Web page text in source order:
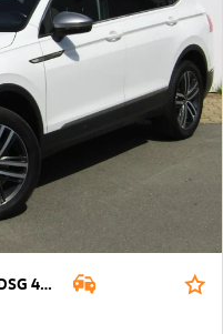
VW Tiguan Allspace 2.0 TDI 147KW DSG 4MOTION